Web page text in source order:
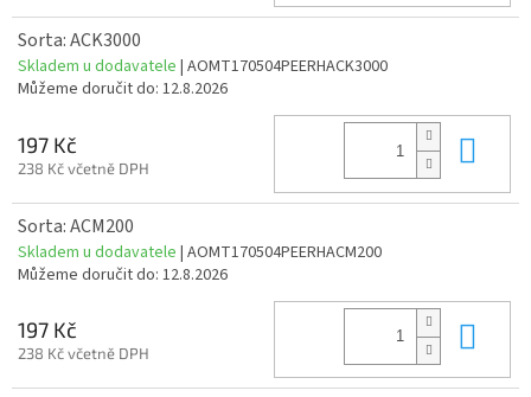
Sorta: ACK3000
Skladem u dodavatele | AOMT170504PEERHACK3000
Můžeme doručit do: 12.8.2026
197 Kč
238 Kč včetně DPH
Sorta: ACM200
Skladem u dodavatele | AOMT170504PEERHACM200
Můžeme doručit do: 12.8.2026
197 Kč
238 Kč včetně DPH